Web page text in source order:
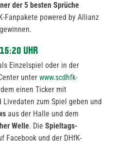
der 5 besten Sprüche
Fanpakete powered by Allianz
UHR
Einzelspiel oder in der
unter www.scdhfk-
einen Ticker mit
zum Spiel geben und
aus der Halle und dem
Welle. Die Spieltags-
Facebook und der DHfK-